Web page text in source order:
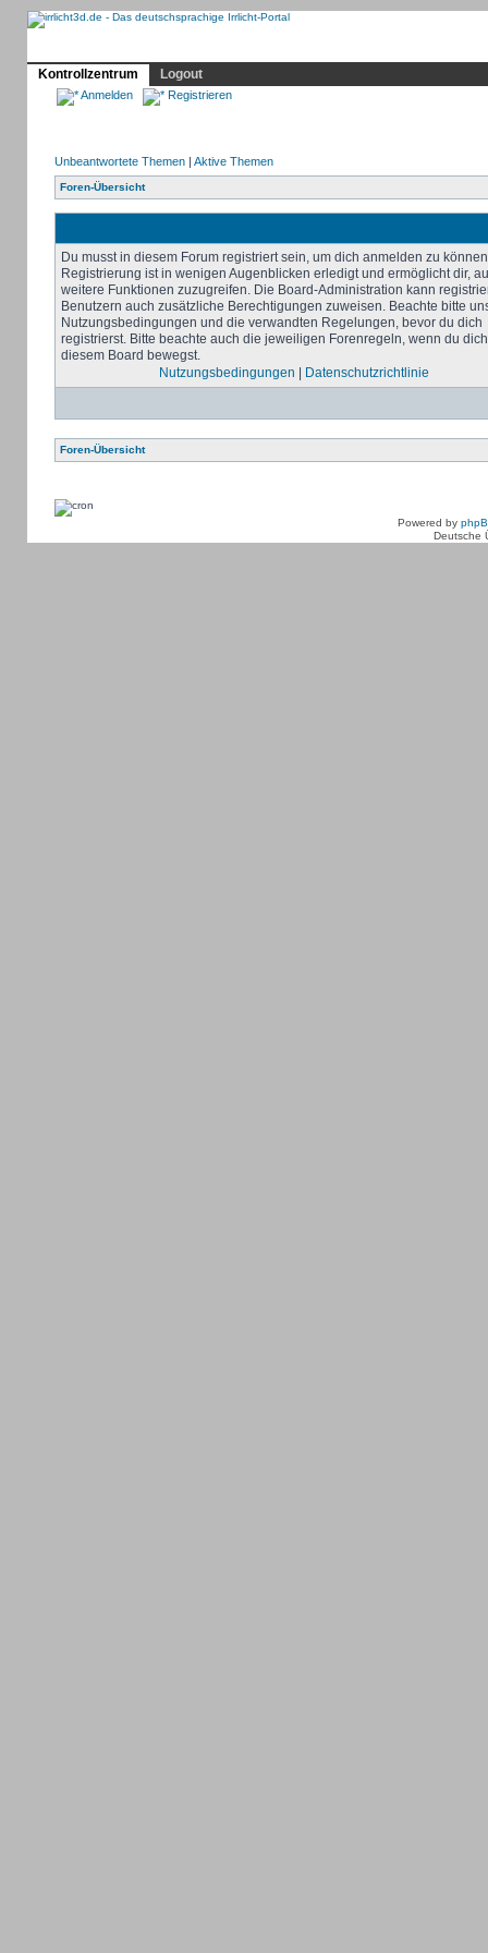
Kontrollzentrum
Logout
Anmelden Registrieren
Unbeantwortete Themen| Aktive Themen
Foren-Übersicht
Du musst in diesem Forum registriert sein, um dich anmelden zu
Registrierung ist in wenigen Augenblicken erledigt und ermöglicht dir,
weitere Funktionen zuzugreifen. Die Board-Administration kann
Benutzern auch zusätzliche Berechtigungen zuweisen. Beachte bitte
Nutzungsbedingungen und die verwandten Regelungen, bevor du dich
registrierst. Bitte beachte auch die jeweiligen Forenregeln, wenn du
diesem Board bewegst.
Nutzungsbedingungen
Datenschutzrichtlinie
Foren-Übersicht
Powered by
Deutsche